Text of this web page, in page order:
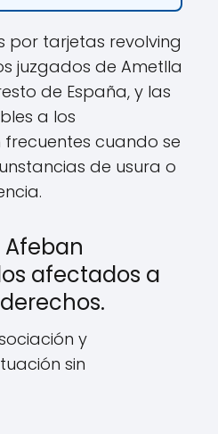
por tarjetas revolving
juzgados de Ametlla
de España, y las
a los
cuando se
de usura o
Afeban
afectados a
y
sin